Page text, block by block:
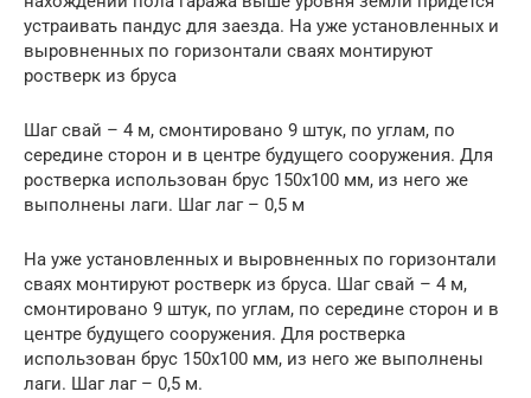
устраивать пандус для заезда. На уже установленных и
выровненных по горизонтали сваях монтируют
ростверк из бруса
Шаг свай – 4 м, смонтировано 9 штук, по углам, по
середине сторон и в центре будущего сооружения. Для
ростверка использован брус 150х100 мм, из него же
выполнены лаги. Шаг лаг – 0,5 м
На уже установленных и выровненных по горизонтали
сваях монтируют ростверк из бруса. Шаг свай – 4 м,
смонтировано 9 штук, по углам, по середине сторон и в
центре будущего сооружения. Для ростверка
использован брус 150х100 мм, из него же выполнены
лаги. Шаг лаг – 0,5 м.